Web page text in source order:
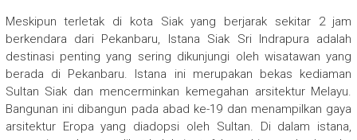
Meskipun terletak di kota Siak yang berjarak sekitar 2 jam
berkendara dari Pekanbaru, Istana Siak Sri Indrapura adalah
destinasi penting yang sering dikunjungi oleh wisatawan yang
berada di Pekanbaru. Istana ini merupakan bekas kediaman
Sultan Siak dan mencerminkan kemegahan arsitektur Melayu.
Bangunan ini dibangun pada abad ke-19 dan menampilkan gaya
arsitektur Eropa yang diadopsi oleh Sultan. Di dalam istana,